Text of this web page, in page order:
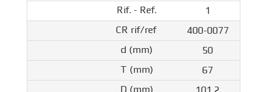
1
400-0077
50
67